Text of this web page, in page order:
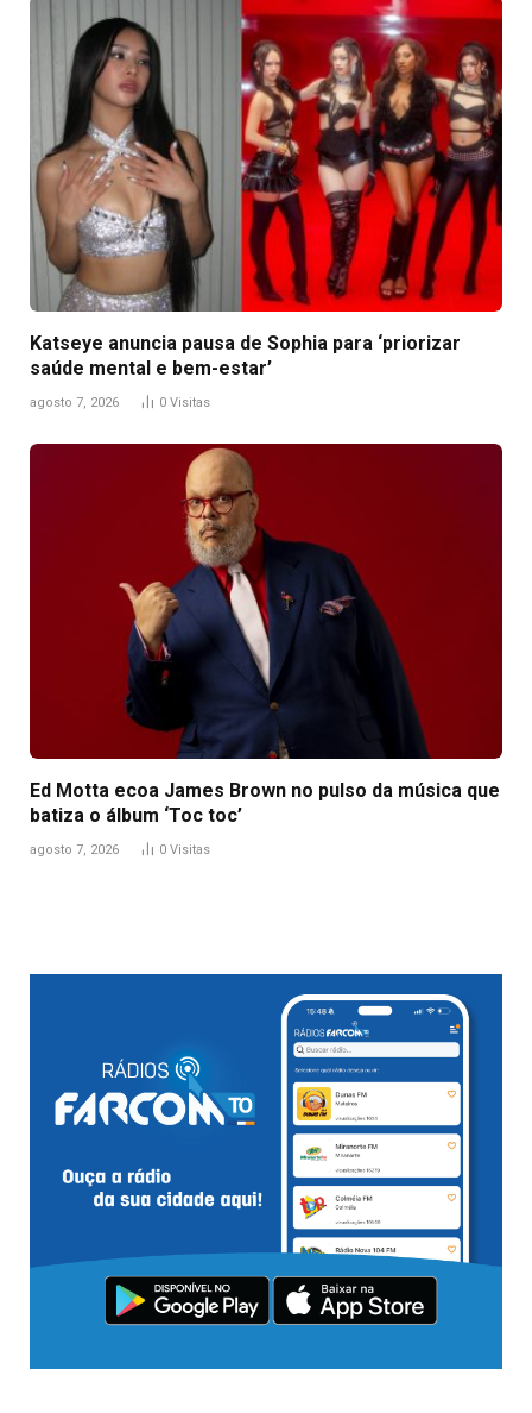
Katseye anuncia pausa de Sophia para ‘priorizar
saúde mental e bem-estar’
agosto 7, 2026 0 Visitas
Ed Motta ecoa James Brown no pulso da música que
batiza o álbum ‘Toc toc’
agosto 7, 2026 0 Visitas